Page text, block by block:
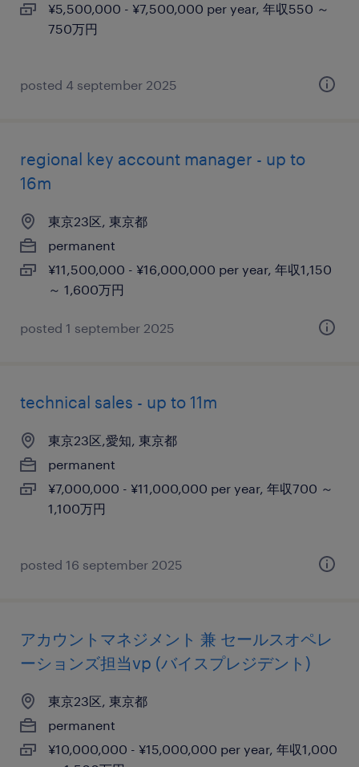
¥5,500,000 - ¥7,500,000 per year, 年収550 ～
750万円
posted 4 september 2025
regional key account manager - up to
16m
東京23区, 東京都
permanent
¥11,500,000 - ¥16,000,000 per year, 年収1,150
～ 1,600万円
posted 1 september 2025
technical sales - up to 11m
東京23区,愛知, 東京都
permanent
¥7,000,000 - ¥11,000,000 per year, 年収700 ～
1,100万円
posted 16 september 2025
アカウントマネジメント 兼 セールスオペレ
ーションズ担当vp (バイスプレジデント)
東京23区, 東京都
permanent
¥10,000,000 - ¥15,000,000 per year, 年収1,000